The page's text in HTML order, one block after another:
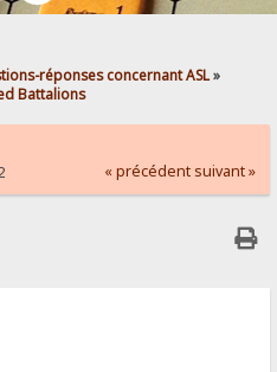
réponses concernant ASL»
Battalions
« précédent suivant »